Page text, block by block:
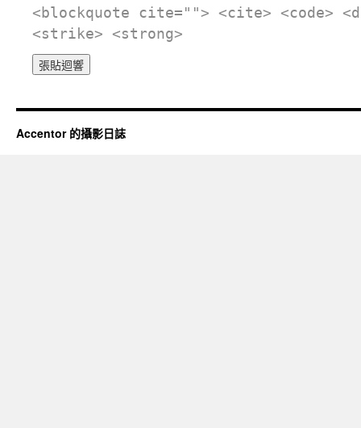
<blockquote cite=""> <cite> <code>
<strike> <strong>
Accentor 的攝影日誌